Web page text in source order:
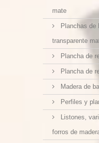
mate
Planchas de
transparente
Plancha de
Plancha de
Madera de
Perfiles y
Listones,
forros de